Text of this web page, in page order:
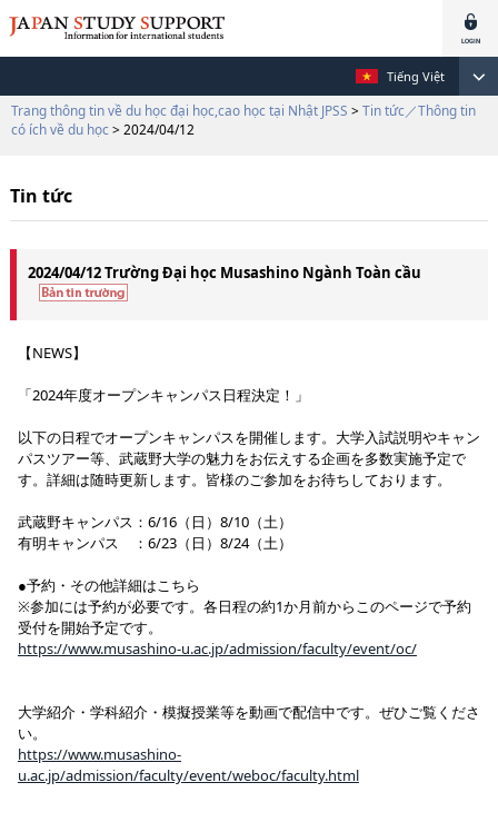
Tiếng Việt
Trang thông tin về du học đại học,cao học tại Nhật JPSS > Tin tức／Thông tin
có ích về du học > 2024/04/12
Tin tức
2024/04/12 Trường Đại học Musashino Ngành Toàn cầu
【NEWS】
「2024年度オープンキャンパス日程決定！」
以下の日程でオープンキャンパスを開催します。大学入試説明やキャン
パスツアー等、武蔵野大学の魅力をお伝えする企画を多数実施予定で
す。詳細は随時更新します。皆様のご参加をお待ちしております。
武蔵野キャンパス：6/16（日）8/10（土）
有明キャンパス ：6/23（日）8/24（土）
●予約・その他詳細はこちら
※参加には予約が必要です。各日程の約1か月前からこのページで予約
受付を開始予定です。
https://www.musashino-u.ac.jp/admission/faculty/event/oc/
大学紹介・学科紹介・模擬授業等を動画で配信中です。ぜひご覧くださ
い。
https://www.musashino-
u.ac.jp/admission/faculty/event/weboc/faculty.html